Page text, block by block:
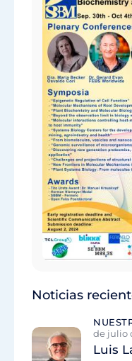
Noticias
de julio
Luis